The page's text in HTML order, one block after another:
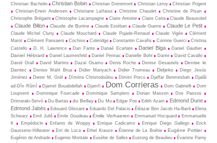
Christian Bachelin
Christian Bobin Christian Dotremont Christian Leroy
Christian Prigent
Christian-Erwin Andersen
Christiane Laïfaoui Christine Chaudet
Christine de Pisan
Christophe Brégaint
Christophe Lacampagne Claire Antoine Claire Ceira Claude Beausoleil
Claude Billon Claude de Burine Claude Estéban Claude Guerre Claude Le Petit
Claude Michel Cluny Claude Mouchard Claude Pujade-Renaud Claude Vigée
Clément
Marot
Clément Pansaers Cochise Coleridge Constantin Cavafis Corinne Guerci
Cristina
Castello
D. H. Lawrence Dan Fante Danaé Ecarlate Daniel Biga Daniel Gaultier
Daniel Hébrard Daniel Laumesfeld Daniel Pennac Danielle Bohr Dante
David Cavallo
David Grall
David Martins Dazaï Osamu Denis Roche Denise Desautels
Denise le
Dantec
Denise Wahl Brua Didier Manyach Didier Trumeau Didjeko
Diego Jesús
Jiménez
Dieter M. Gräf Dìmitra Christodoùlou Dimitri Porcu Djaffar Benmesbah
Djalâl
ad-Dîn Rûmî
Djamel Bouabdellah Djamīl Dom Corrieras Dom Gabrielli
Dom
Loupvent
Dominique Fourcade Dominique Sampiero Dorian Masson
Dos Passos
Drimaraki-Servò
Du Bartas du Bellay Du Mu Edgar Poe Edith Azam
Edmond Dune
Edmond Jabès
Edouard Glissant Eduardo Del Palacio Éléazar Ben Jacob Ha-Bavli
Elena
Schwarz
Emil Juliš Émile Goudeau Émile Verhaeren Emmanuel Hocquard
Emmanuelle
K
Empédocle Enfants de Woippy Enrique Cadicamo Enrique Diego Gallego
Erick
Gaussens-Hillwater
Erri de Luca Ethel Krauze Étienne de La Boétie Eugène Pottier
Eugénio de Andrade Eugenio Montale Eusèbe de Salles Eustorg de Beaulieu
Évariste Parny